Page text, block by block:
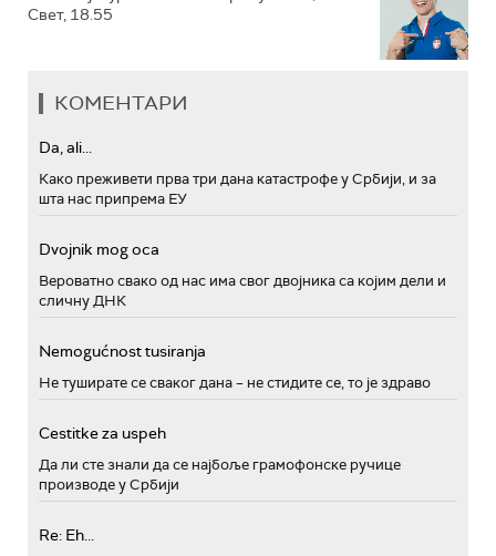
Свет, 18.55
КОМЕНТАРИ
Da, ali...
Како преживети прва три дана катастрофе у Србији, и за
шта нас припрема ЕУ
Dvojnik mog oca
Вероватно свако од нас има свог двојника са којим дели и
сличну ДНК
Nemogućnost tusiranja
Не туширате се сваког дана – не стидите се, то је здраво
Cestitke za uspeh
Да ли сте знали да се најбоље грамофонске ручице
производе у Србији
Re: Eh...